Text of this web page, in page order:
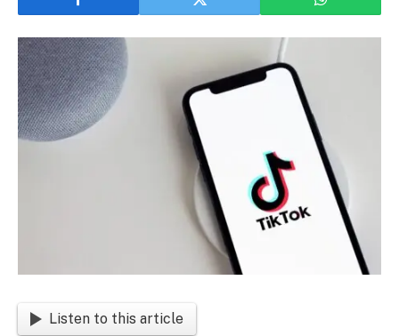
Listen to this article